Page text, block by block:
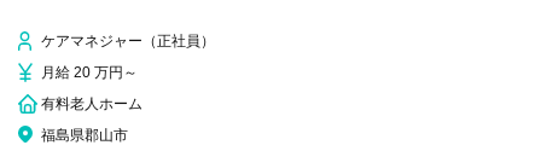
ケアマネジャー（正社員）
月給 20 万円～
有料老人ホーム
福島県郡山市